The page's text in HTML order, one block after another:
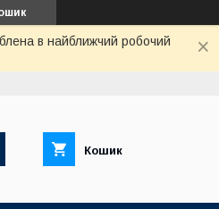
в найближчий робочий
Кошик